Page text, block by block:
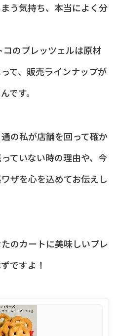
う気持ち、本当によく分
のプレッツェルは原材
て、販売ラインナップが
です。
の私が店舗を回って確か
ていない時の理由や、今
ザを心を込めてお伝えし
のカートに美味しいプレ
ですよ！